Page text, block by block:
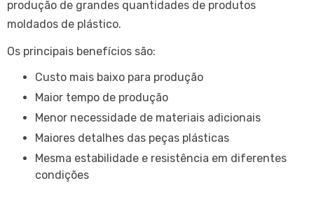
produção de grandes quantidades de produtos
moldados de plástico.
Os principais benefícios são:
Custo mais baixo para produção
Maior tempo de produção
Menor necessidade de materiais adicionais
Maiores detalhes das peças plásticas
Mesma estabilidade e resistência em diferentes
condições